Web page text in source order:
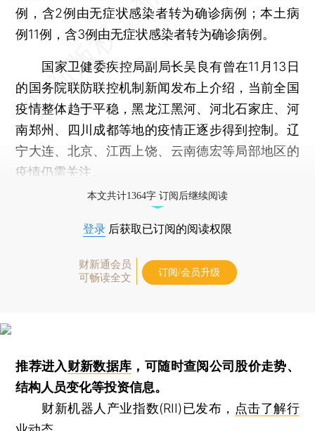
例，含2例由无症状感染者转为确诊病例；本土病
例11例，含3例由无症状感染者转为确诊病例。
国家卫健委疾控局副局长吴良有曾在11月13日
的国务院联防联控机制新闻发布上介绍，当前全国
疫情整体趋于平稳，黑龙江黑河、河北石家庄、河
南郑州、四川成都等地的疫情正逐步得到控制。辽
宁大连、北京、江西上饶、云南德宏等局部地区的
疫情仍需关注。
本文共计1364字 订阅后继续阅读
登录 后获取已订阅的阅读权限
财新通会员
可畅读全文
订阅/会员升级
推荐进入财新数据库 ，可随时查阅公司股价走势、
结构人员变化等投资信息。
财新机器人产业指数(RII)已发布， 点击了解行